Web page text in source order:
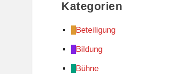
Kategorien
Beteiligung
Bildung
Bühne